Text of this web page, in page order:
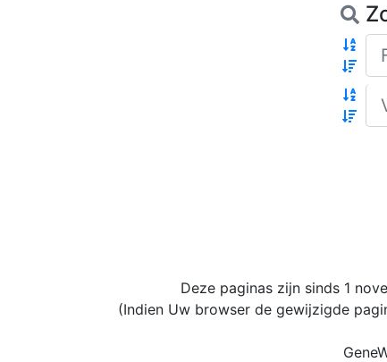
Deze paginas zijn sinds 1
(Indien Uw browser de gewijzigde